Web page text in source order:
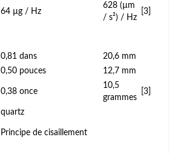
64 µg / Hz
628 (µm
/ s²) / Hz
[3]
0,81 dans
20,6 mm
0,50 pouces 12,7 mm
0,38 once
10,5
grammes
[3]
quartz
Principe de cisaillement